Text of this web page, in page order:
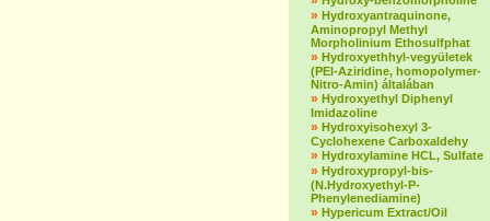
» Hydroxyantraquinone,
Aminopropyl Methyl
Morpholinium Ethosulfphat
» Hydroxyethhyl-vegyületek
(PEI-Aziridine, homopolymer-
Nitro-Amin) általában
» Hydroxyethyl Diphenyl
Imidazoline
» Hydroxyisohexyl 3-
Cyclohexene Carboxaldehy
» Hydroxylamine HCL, Sulfate
» Hydroxypropyl-bis-
(N.Hydroxyethyl-P-
Phenylenediamine)
» Hypericum Extract/Oil